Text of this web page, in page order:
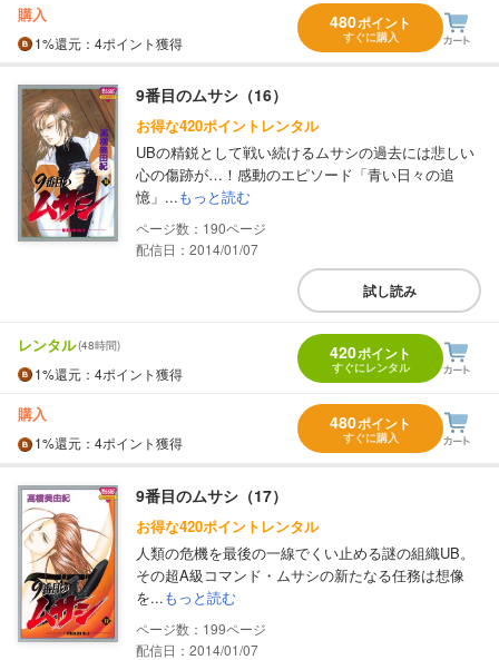
購入
1%還元 ：4ポイント獲得
480ポイント
すぐに購入
9番目のムサシ（16）
お得な420ポイントレンタル
UBの精鋭として戦い続けるムサシの過去には悲しい
心の傷跡が…！感動のエピソード「青い日々の追
憶」...もっと読む
190
配信日：2014/01/07
試し読み
レンタル(48時間)
1%還元 ：4ポイント獲得
420ポイント
すぐにレンタル
購入
1%還元 ：4ポイント獲得
480ポイント
すぐに購入
9番目のムサシ（17）
お得な420ポイントレンタル
人類の危機を最後の一線でくい止める謎の組織UB。
その超A級コマンド・ムサシの新たなる任務は想像
を...もっと読む
199
配信日：2014/01/07